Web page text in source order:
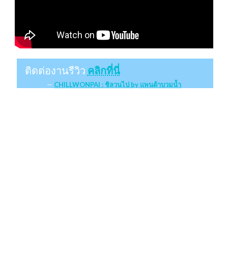
ติดต่องานรีวิว คลิกที่นี่
CHILLWONPAI : ชิลวนไป by แพนด้าบวมน้ำ